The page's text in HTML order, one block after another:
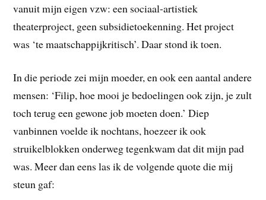
vanuit mijn eigen vzw: een sociaal-artistiek
theaterproject, geen subsidietoekenning. Het project
was ‘te maatschappijkritisch’. Daar stond ik toen.
In die periode zei mijn moeder, en ook een aantal andere
mensen: ‘Filip, hoe mooi je bedoelingen ook zijn, je zult
toch terug een gewone job moeten doen.’ Diep
vanbinnen voelde ik nochtans, hoezeer ik ook
struikelblokken onderweg tegenkwam dat dit mijn pad
was. Meer dan eens las ik de volgende quote die mij
steun gaf: